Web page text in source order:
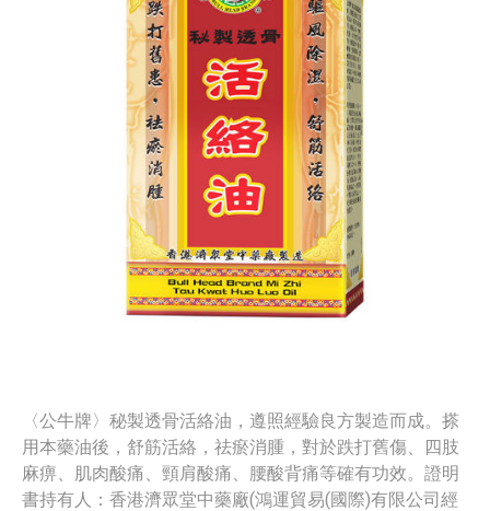
〈公牛牌〉秘製透骨活絡油，遵照經驗良方製造而成。搽
用本藥油後，舒筋活絡，祛瘀消腫，對於跌打舊傷、四肢
麻痹、肌肉酸痛、頸肩酸痛、腰酸背痛等確有功效。證明
書持有人：香港濟眾堂中藥廠(鴻運貿易(國際)有限公司經